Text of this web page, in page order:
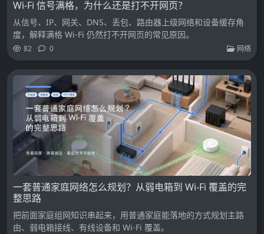
Wi-Fi 信号满格，为什么还是打不开网页？
从信号、IP、网关、DNS、丢包、路由器上级网络和设备缓存角
度，解释满格 Wi-Fi 仍然打不开网页的常见原因。
82 0 网络
一套普通家庭网络怎么规划？从弱电箱到 Wi-Fi 覆盖的完
整思路
把前面家庭组网知识串起来，用普通家庭能落地的方式规划主路
由、弱电箱接线、有线设备和 Wi-Fi 覆盖。